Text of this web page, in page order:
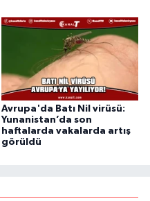
Avrupa'da Batı Nil virüsü:
Yunanistan’da son
haftalarda vakalarda artış
görüldü